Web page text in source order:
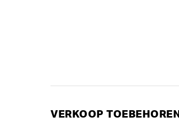
VERKOOP TOEBEHOREN